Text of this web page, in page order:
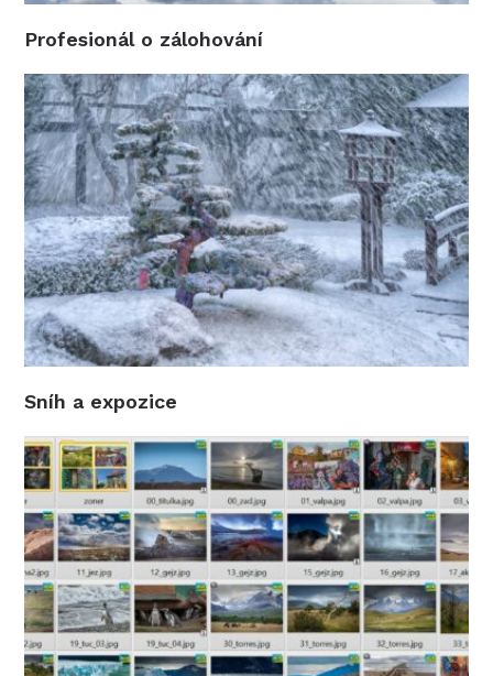
Profesionál o zálohování
Sníh a expozice